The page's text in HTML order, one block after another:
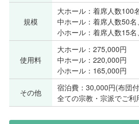
規模
大ホール：着席人数100
中ホール：着席人数50
小ホール：着席人数15
使用料
大ホール：275,000円
中ホール：220,000円
小ホール：165,000円
その他
宿泊費：30,000円(布団
全ての宗教・宗派でご利